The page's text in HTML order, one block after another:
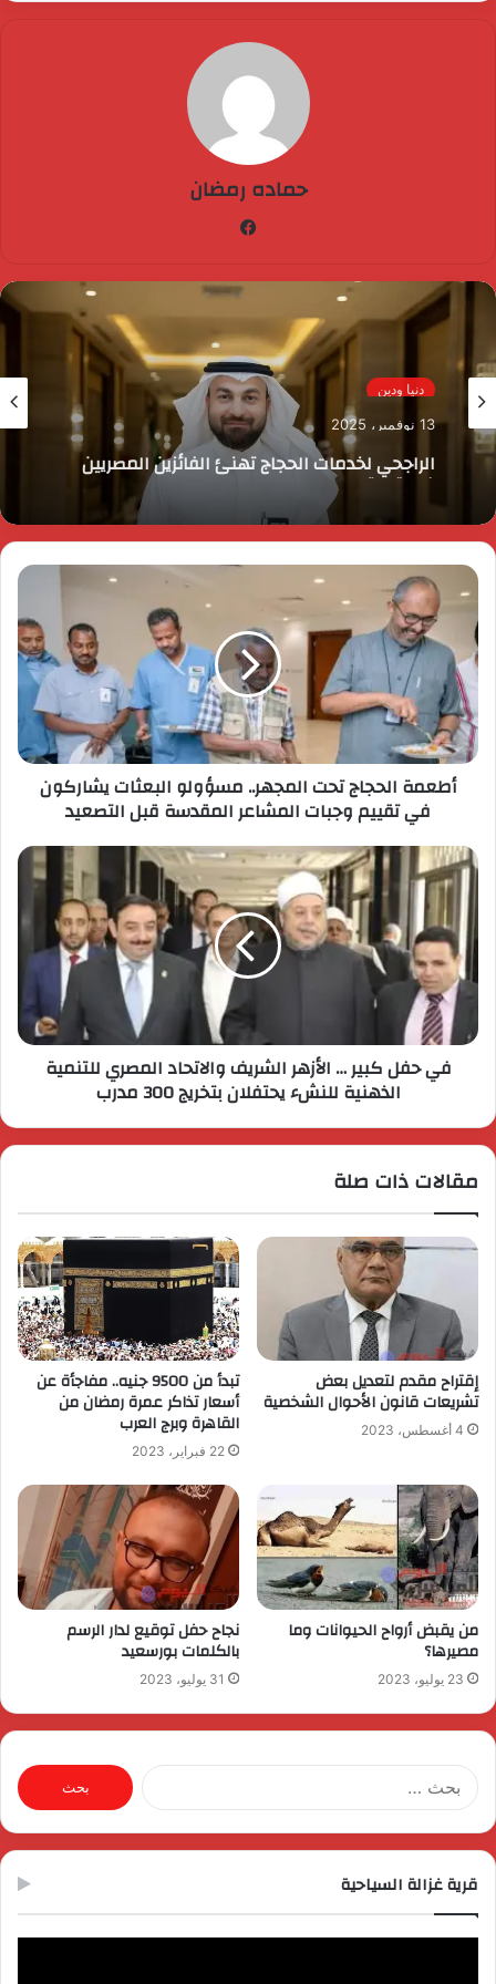
حماده رمضان
دنيا ودين
13 نوفمبر، 2025
الراجحي لخدمات الحجاج تهنئ الفائزين المصريين
في قرعة الحج السياحي
أطعمة الحجاج تحت المجهر.. مسؤولو البعثات يشاركون
في تقييم وجبات المشاعر المقدسة قبل التصعيد
في حفل كبير … الأزهر الشريف والاتحاد المصري للتنمية
الذهنية للنشء يحتفلان بتخريج 300 مدرب
مقالات ذات صلة
إقتراح مقدم لتعديل بعض
تشريعات قانون الأحوال الشخصية
4 أغسطس، 2023
تبدأ من 9500 جنيه.. مفاجأة عن
أسعار تذاكر عمرة رمضان من
القاهرة وبرج العرب
22 فبراير، 2023
من يقبض أرواح الحيوانات وما
مصيرها؟
23 يوليو، 2023
نجاح حفل توقيع لدار الرسم
بالكلمات بورسعيد
31 يوليو، 2023
البحث
عن:
قرية غزالة السياحية